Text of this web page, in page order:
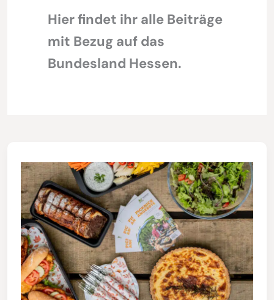
Hier findet ihr alle Beiträge
mit Bezug auf das
Bundesland Hessen.